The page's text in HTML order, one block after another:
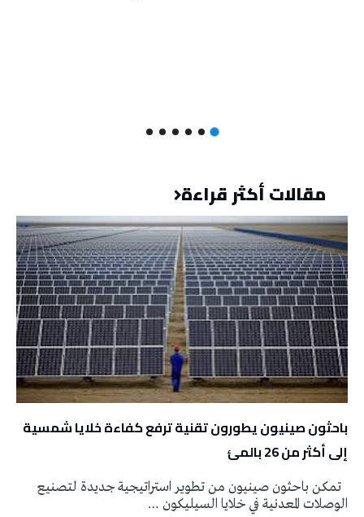
مقالات أكثر قراءة
باحثون صينيون يطورون تقنية ترفع كفاءة خلايا شمسية
إلى أكثر من 26 بالمئ
تمكن باحثون صينيون من تطوير استراتيجية جديدة لتصنيع
الوصلات المعدنية في خلايا السيليكون …